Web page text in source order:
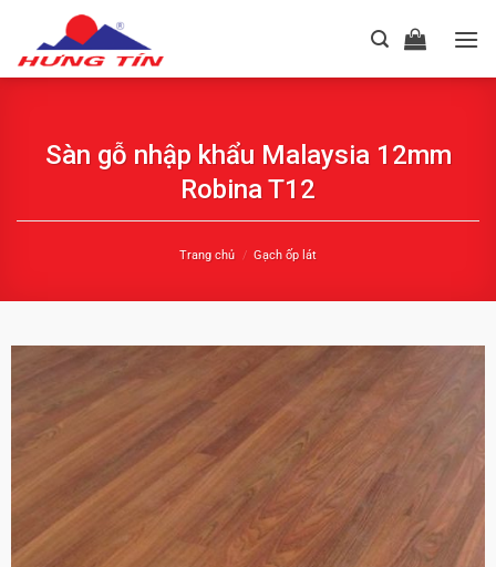
dung
Sàn gỗ nhập khẩu Malaysia 12mm
Robina T12
Trang chủ / Gạch ốp lát